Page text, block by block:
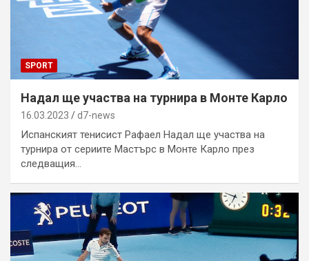
SPORT
Надал ще участва на турнира в Монте Карло
16.03.2023 d7-news
Испанският тенисист Рафаел Надал ще участва на
турнира от сериите Мастърс в Монте Карло през
следващия…